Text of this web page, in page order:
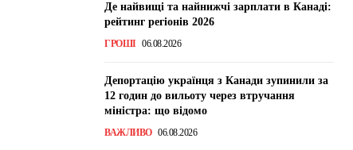
Де найвищі та найнижчі зарплати в Канаді:
рейтинг регіонів 2026
ГРОШІ 06.08.2026
Депортацію українця з Канади зупинили за
12 годин до вильоту через втручання
міністра: що відомо
ВАЖЛИВО 06.08.2026